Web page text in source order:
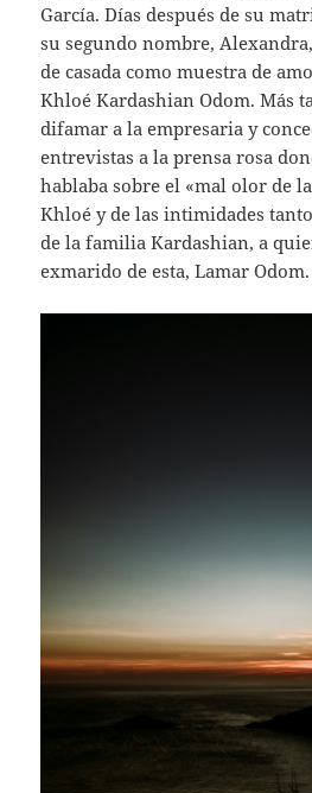
García. Días después de su
su segundo nombre,
de casada como muestra de
Khloé Kardashian Odom. Más
difamar a la empresaria y
entrevistas a la prensa rosa
hablaba sobre el «mal olor de
Khloé y de las intimidades
de la familia Kardashian, a
exmarido de esta, Lamar Odom.